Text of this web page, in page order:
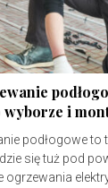
i
podłogowe to
się tuż pod
ogrzewania